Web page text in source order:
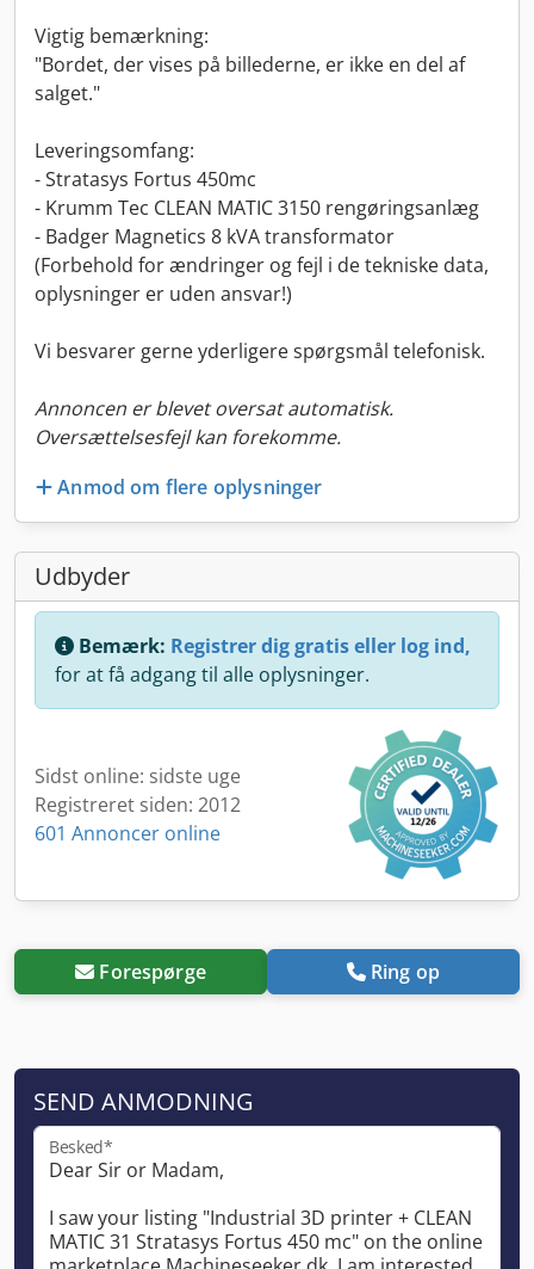
Vigtig bemærkning:
"Bordet, der vises på billederne, er ikke en del af
salget."
Leveringsomfang:
- Stratasys Fortus 450mc
- Krumm Tec CLEAN MATIC 3150 rengøringsanlæg
- Badger Magnetics 8 kVA transformator
(Forbehold for ændringer og fejl i de tekniske data,
oplysninger er uden ansvar!)
Vi besvarer gerne yderligere spørgsmål telefonisk.
Annoncen er blevet oversat automatisk.
Oversættelsesfejl kan forekomme.
Anmod om flere oplysninger
Udbyder
Bemærk: Registrer dig gratis eller log ind,
for at få adgang til alle oplysninger.
Sidst online: sidste uge
Registreret siden: 2012
601 Annoncer online
Forespørge Ring op
SEND ANMODNING
Besked*